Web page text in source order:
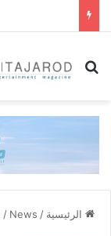
بحث عن
الرئيسية /
News
/